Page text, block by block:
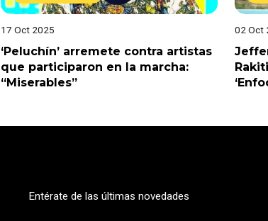
17 Oct 2025
‘Peluchín’ arremete contra artistas
que participaron en la marcha:
“Miserables”
02 Oct
Entérate de las últimas novedades